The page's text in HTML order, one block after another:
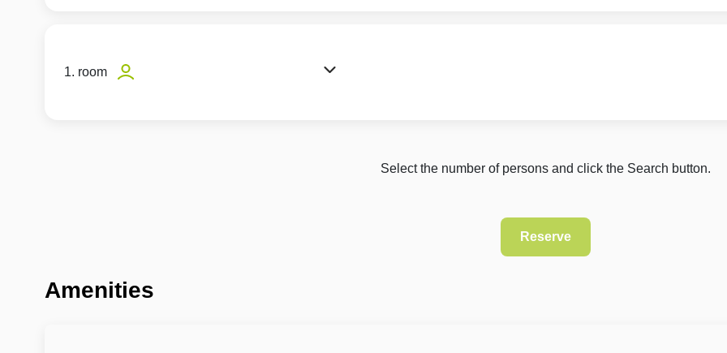
1. room
Select the number of persons and click the Search button.
Amenities